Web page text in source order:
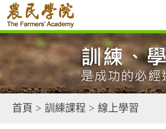
首頁 > 訓練課程 > 線上學習